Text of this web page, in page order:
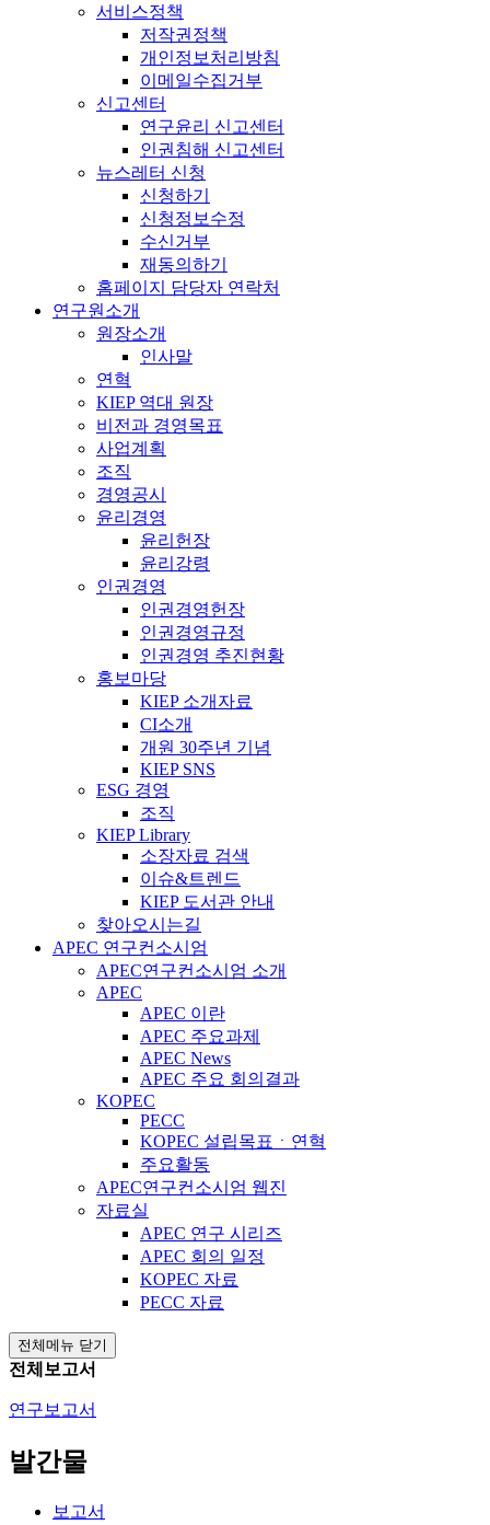
서비스정책
저작권정책
개인정보처리방침
이메일수집거부
신고센터
연구윤리 신고센터
인권침해 신고센터
뉴스레터 신청
신청하기
신청정보수정
수신거부
재동의하기
홈페이지 담당자 연락처
연구원소개
원장소개
인사말
연혁
KIEP 역대 원장
비전과 경영목표
사업계획
조직
경영공시
윤리경영
윤리헌장
윤리강령
인권경영
인권경영헌장
인권경영규정
인권경영 추진현황
홍보마당
KIEP 소개자료
CI소개
개원 30주년 기념
KIEP SNS
ESG 경영
조직
KIEP Library
소장자료 검색
이슈&트렌드
KIEP 도서관 안내
찾아오시는길
APEC 연구컨소시엄
APEC연구컨소시엄 소개
APEC
APEC 이란
APEC 주요과제
APEC News
APEC 주요 회의결과
KOPEC
PECC
KOPEC 설립목표ㆍ연혁
주요활동
APEC연구컨소시엄 웹진
자료실
APEC 연구 시리즈
APEC 회의 일정
KOPEC 자료
PECC 자료
전체메뉴 닫기
전체보고서
연구보고서
발간물
보고서